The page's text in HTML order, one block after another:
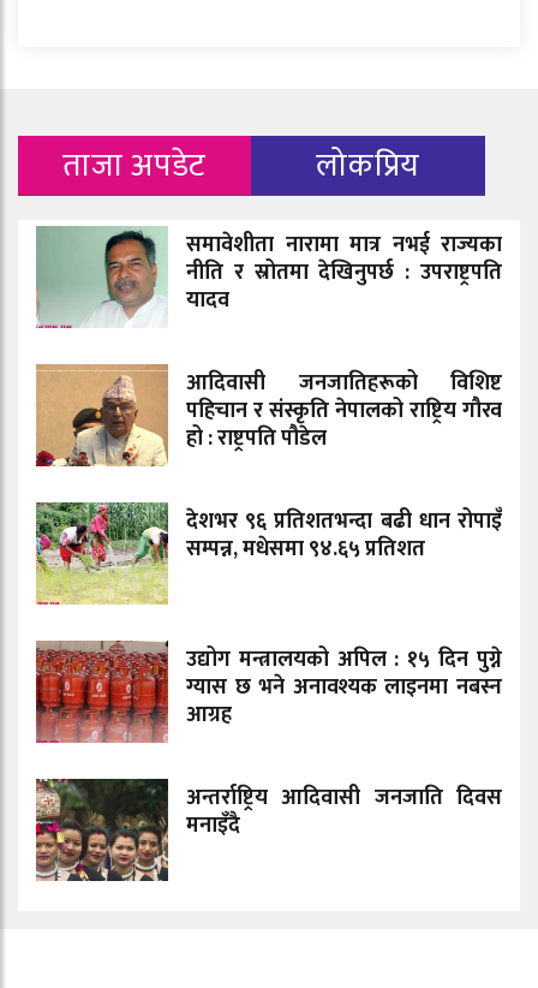
ताजा अपडेट लोकप्रिय
समावेशीता नारामा मात्र नभई राज्यका
नीति र स्रोतमा देखिनुपर्छ : उपराष्ट्रपति
यादव
आदिवासी जनजातिहरूको विशिष्ट
पहिचान र संस्कृति नेपालको राष्ट्रिय गौरव
हो : राष्ट्रपति पौडेल
देशभर ९६ प्रतिशतभन्दा बढी धान रोपाइँ
सम्पन्न, मधेसमा ९४.६५ प्रतिशत
उद्योग मन्त्रालयको अपिल : १५ दिन पुग्ने
ग्यास छ भने अनावश्यक लाइनमा नबस्न
आग्रह
अन्तर्राष्ट्रिय आदिवासी जनजाति दिवस
मनाइँदै